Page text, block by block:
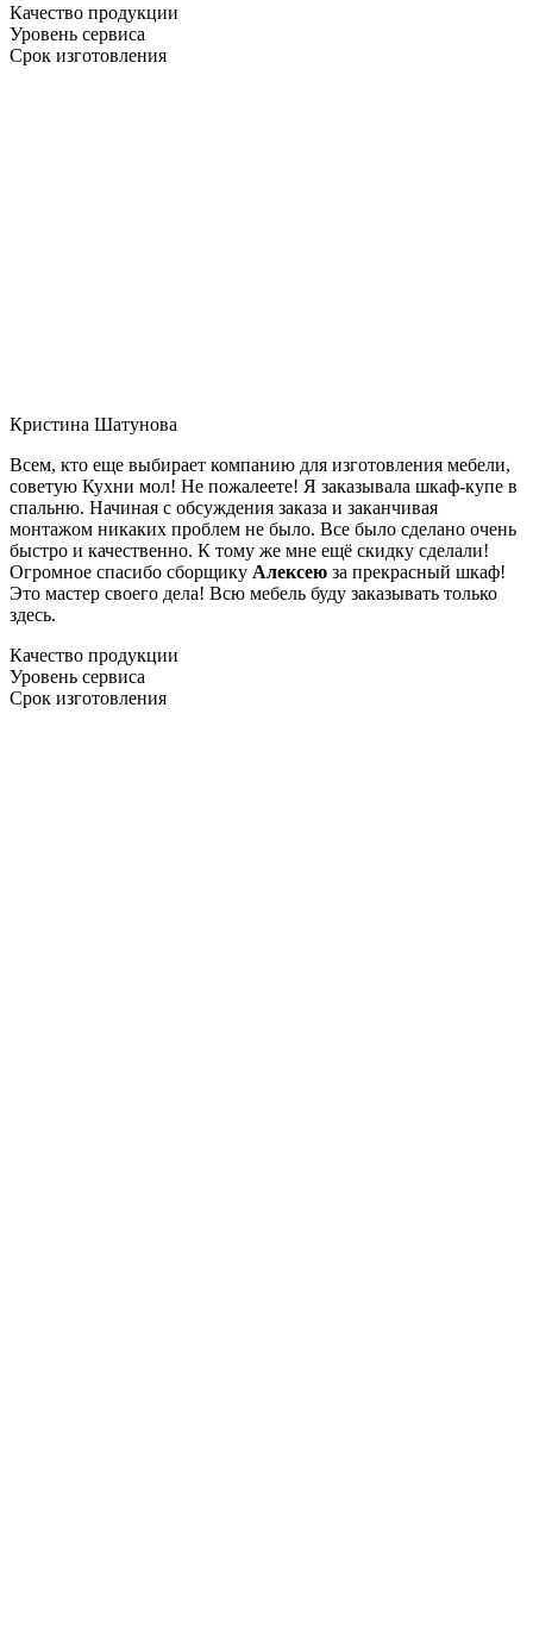
Качество продукции
Уровень сервиса
Срок изготовления
Кристина Шатунова
Всем, кто еще выбирает компанию для изготовления мебели,
советую Кухни мол! Не пожалеете! Я заказывала шкаф-купе в
спальню. Начиная с обсуждения заказа и заканчивая
монтажом никаких проблем не было. Все было сделано очень
быстро и качественно. К тому же мне ещё скидку сделали!
Огромное спасибо сборщику Алексею за прекрасный шкаф!
Это мастер своего дела! Всю мебель буду заказывать только
здесь.
Качество продукции
Уровень сервиса
Срок изготовления